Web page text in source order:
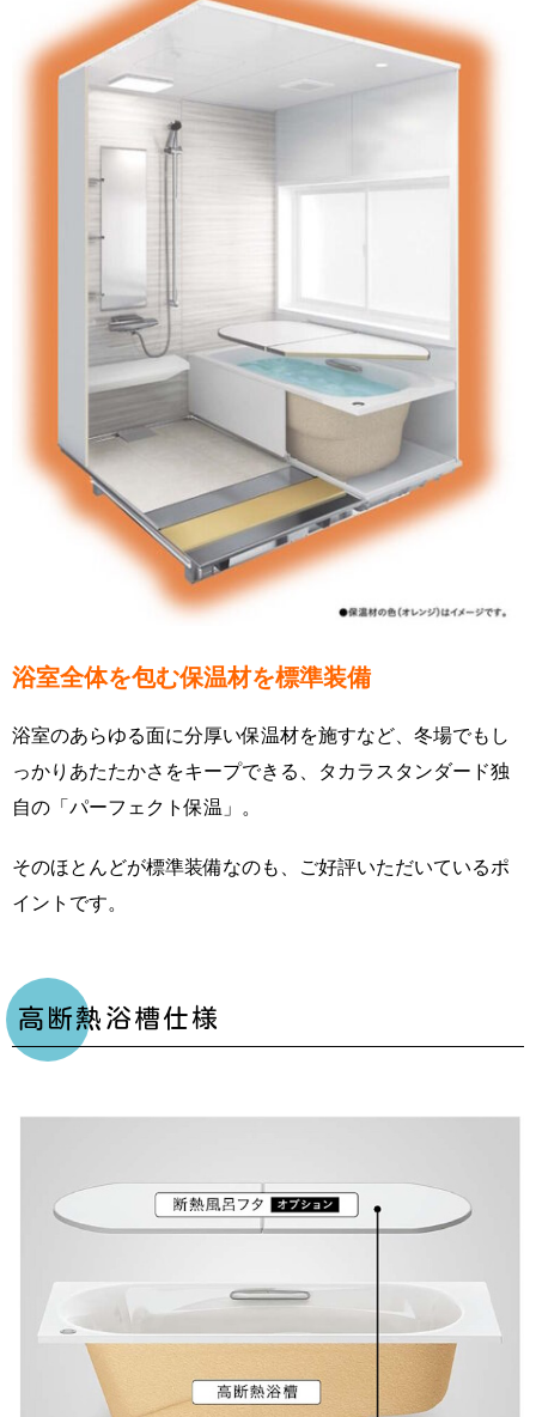
浴室全体を包む保温材を標準装備
浴室のあらゆる面に分厚い保温材を施すなど、冬場でもし
っかりあたたかさをキープできる、タカラスタンダード独
自の「パーフェクト保温」。
そのほとんどが標準装備なのも、ご好評いただいているポ
イントです。
高断熱浴槽仕様